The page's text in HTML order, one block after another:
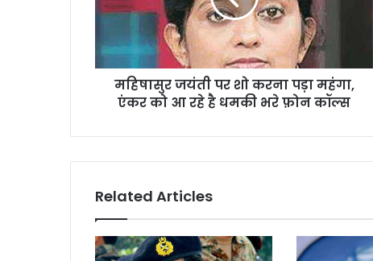
ज
प
र
म
हं
गा
,
महिषासुर जयंती पर शो करना पड़ा महंगा,
एंकर को आ रहे है धमकी भरे फ़ोन कॉल्स
Related Articles